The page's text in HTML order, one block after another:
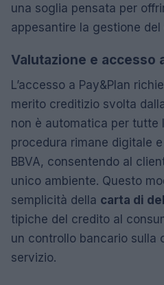
una soglia pensata per
appesantire la gestione del
Valutazione e accesso
L’accesso a Pay&Plan
merito creditizio svolta
non è automatica per tutte
procedura rimane digitale
BBVA, consentendo al
unico ambiente. Questo
semplicità della carta di
tipiche del credito al
un controllo bancario sulla
servizio.